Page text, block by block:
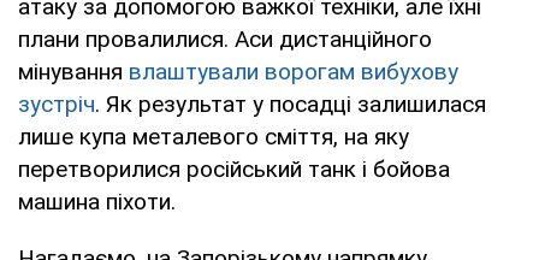
атаку за допомогою важкої техніки, але їхні
плани провалилися. Аси дистанційного
мінування влаштували ворогам вибухову
зустріч. Як результат у посадці залишилася
лише купа металевого сміття, на яку
перетворилися російський танк і бойова
машина піхоти.